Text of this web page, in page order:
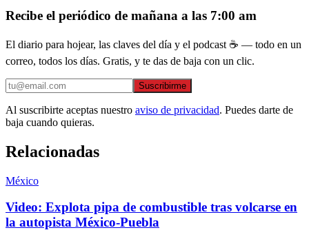
Recibe el periódico de mañana a las 7:00 am
El diario para hojear, las claves del día y el podcast ☕ — todo en un
correo, todos los días. Gratis, y te das de baja con un clic.
Suscribirme
Al suscribirte aceptas nuestro aviso de privacidad. Puedes darte de
baja cuando quieras.
Relacionadas
México
Video: Explota pipa de combustible tras volcarse en
la autopista México-Puebla